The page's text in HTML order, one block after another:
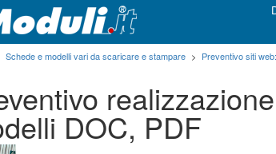
Schede e modelli vari da scaricare e stampare > Preventivo siti
DOC, PDF